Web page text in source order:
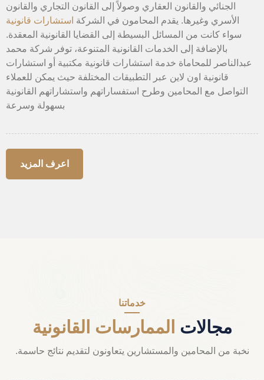
الجنائي والقانون العقاري وصولاً إلى القانون التجاري والقانون
الأسري وغيرها. يقدم المحامون في الشركة استشارات قانونية
سواء كانت من المسائل البسيطة إلى القضايا القانونية المعقدة.
بالإضافة إلى الخدمات القانونية المتنوعة، توفر شركة محمد
عبدالناصر للمحاماة خدمة استشارات قانونية مكتبية أو استشارات
قانونية اون لاين عبر التطبيقات المختلفة حيث يمكن للعملاء
التواصل مع المحامين وطرح استفساراتهم واستشاراتهم القانونية
بسهولة وسرعة
اعرف المزيد
خدماتنا
مجالات الممارسات القانونية
نخبة من المحامين والمستشارين يتعاونون لتقديم نتائج حاسمة.